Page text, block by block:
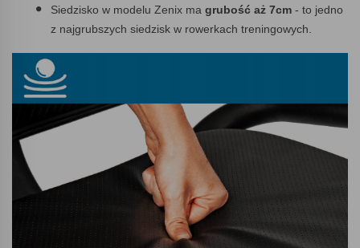
Siedzisko w modelu Zenix ma grubość aż 7cm - to jedno
z najgrubszych siedzisk w rowerkach treningowych.